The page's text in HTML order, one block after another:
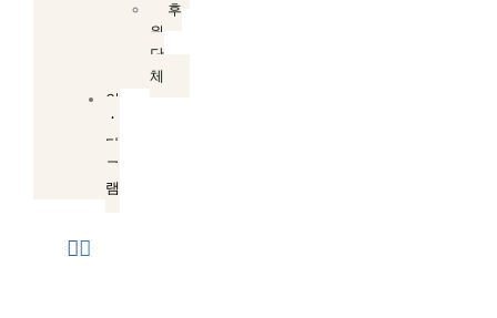
후
원
단
체
인
스
타
그
램